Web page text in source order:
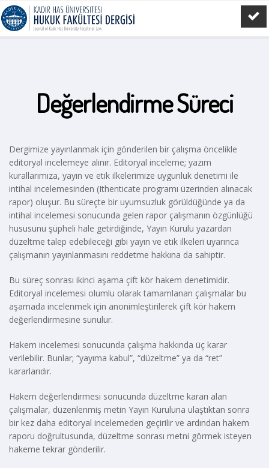
Değerlendirme Süreci
Dergimize yayınlanmak için gönderilen bir çalışma öncelikle
editoryal incelemeye alınır. Editoryal inceleme; yazım
kurallarımıza, yayın ve etik ilkelerimize uygunluk denetimi ile
intihal incelemesinden (Ithenticate programı üzerinden alınacak
rapor) oluşur. Bu süreçte bir uyumsuzluk görüldüğünde ya da
intihal incelemesi sonucunda gelen rapor çalışmanın özgünlüğü
hususunu şüpheli hale getirdiğinde, Yayın Kurulu yazardan
düzeltme talep edebileceği gibi yayın ve etik ilkeleri uyarınca
çalışmanın yayınlanmasını reddetme hakkına da sahiptir.
Bu süreç sonrası ikinci aşama çift kör hakem denetimidir.
Editoryal incelemesi olumlu olarak tamamlanan çalışmalar bu
aşamada incelenmek için anonimleştirilerek çift kör hakem
değerlendirmesine sunulur.
Hakem incelemesi sonucunda çalışma hakkında üç karar
verilebilir. Bunlar; “yayıma kabul”, “düzeltme” ya da “ret”
kararlarıdır.
Hakem değerlendirmesi sonucunda düzeltme kararı alan
çalışmalar, düzenlenmiş metin Yayın Kuruluna ulaştıktan sonra
bir kez daha editoryal incelemeden geçirilir ve ardından hakem
raporu doğrultusunda, düzeltme sonrası metni görmek isteyen
hakeme tekrar gönderilir.